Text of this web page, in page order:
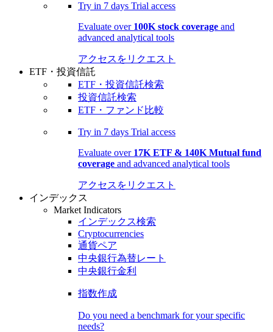
Try in 7 days Trial access
Evaluate over 100K stock coverage and
advanced analytical tools
アクセスをリクエスト
ETF・投資信託
ETF・投資信託検索
投資信託検索
ETF・ファンド比較
Try in 7 days Trial access
Evaluate over 17K ETF & 140K Mutual fund
coverage and advanced analytical tools
アクセスをリクエスト
インデックス
Market Indicators
インデックス検索
Cryptocurrencies
通貨ペア
中央銀行為替レート
中央銀行金利
指数作成
Do you need a benchmark for your specific
needs?